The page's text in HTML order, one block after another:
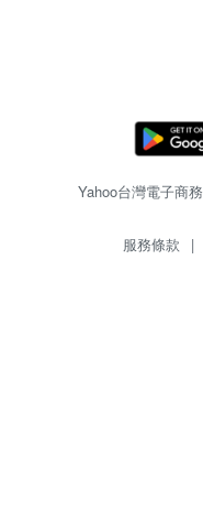
Yahoo台灣電子商
服務條款 |